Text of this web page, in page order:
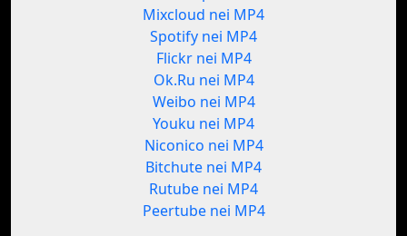
Mixcloud nei MP4
Spotify nei MP4
Flickr nei MP4
Ok.Ru nei MP4
Weibo nei MP4
Youku nei MP4
Niconico nei MP4
Bitchute nei MP4
Rutube nei MP4
Peertube nei MP4